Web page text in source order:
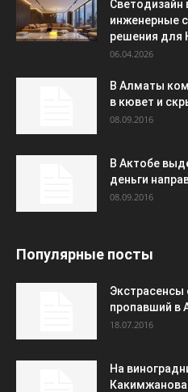
Светодизайн
инженерные
решения для
06.04.2026
В Алматы
в кювет и
08.09.2016
В Актобе
деньги
08.09.2016
Популярные посты
Экстрасенсы
пропавший в
18.07.2016
На